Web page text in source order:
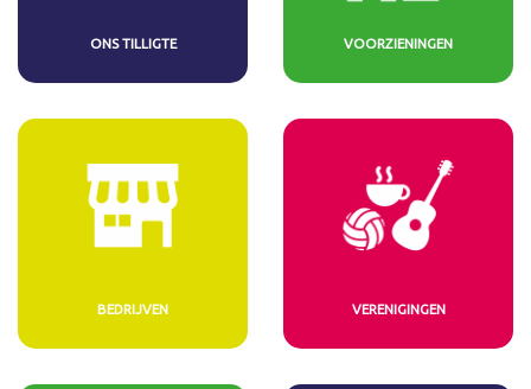
ONS TILLIGTE VOORZIENINGEN
BEDRIJVEN VERENIGINGEN